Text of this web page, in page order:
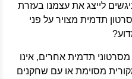
לייצג את עצמנו בעזרת
תדמית מצויר על פני
תדמית אחרים, אינו
מסוימת או עם שחקנים